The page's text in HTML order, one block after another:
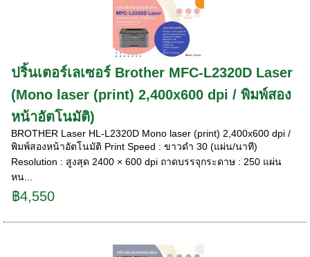
ปริ้นเตอร์เลเซอร์ Brother MFC-L2320D Laser
(Mono laser (print) 2,400x600 dpi / พิมพ์สอง
หน้าอัตโนมัติ)
BROTHER Laser HL-L2320D Mono laser (print) 2,400x600 dpi /
พิมพ์สองหน้าอัตโนมัติ Print Speed : ขาวดำ 30 (แผ่น/นาที)
Resolution : สูงสุด 2400 × 600 dpi ถาดบรรจุกระดาษ : 250 แผ่น
หน...
฿4,550